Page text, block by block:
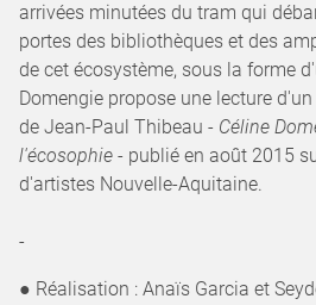
arrivées minutées du tram qui
portes des bibliothèques et des
de cet écosystème, sous la forme
Domengie propose une lecture
de Jean-Paul Thibeau - Céline
l'écosophie - publié en août 2015
d'artistes Nouvelle-Aquitaine.
-
● Réalisation : Anaïs Garcia et